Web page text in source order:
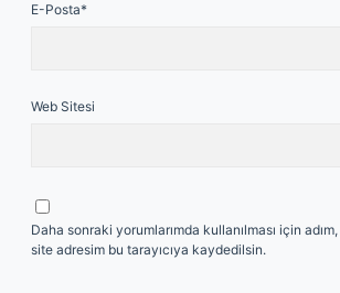
E-Posta*
Web Sitesi
Daha sonraki yorumlarımda kullanılması için
site adresim bu tarayıcıya kaydedilsin.